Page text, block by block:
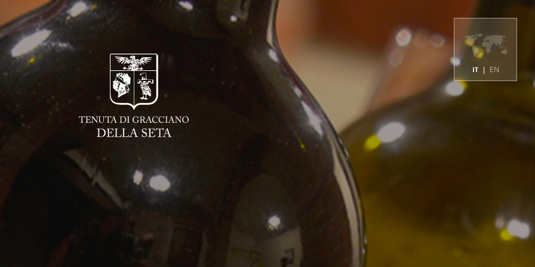
IT | EN